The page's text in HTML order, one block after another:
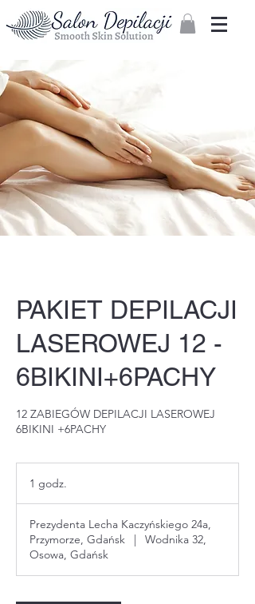
Zaloguj
PAKIET DEPILACJI
LASEROWEJ 12 -
6BIKINI+6PACHY
12 ZABIEGÓW DEPILACJI LASEROWEJ
6BIKINI +6PACHY
1 godz.
d
z
Prezydenta Lecha Kaczyńskiego 24a,
Przymorze, Gdańsk
|
Wodnika 32,
Osowa, Gdańsk